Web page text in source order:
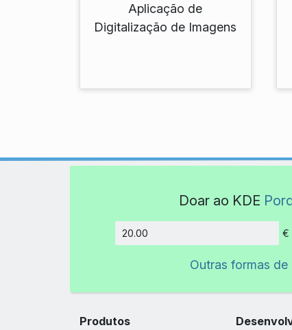
Aplicação de
Digitalização de Imagens
Doar ao KDE
€
Outras formas de
Produtos